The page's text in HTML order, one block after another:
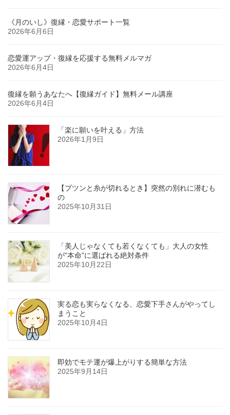
《月のいし》復縁・恋愛サポート一覧
2026年6月6日
恋愛運アップ・復縁を応援する無料メルマガ
2026年6月4日
復縁を願うあなたへ【復縁ガイド】無料メール講座
2026年6月4日
「楽に願いを叶える」方法
2026年1月9日
【プツンと糸が切れるとき】突然の別れに潜むも
の
2025年10月31日
「美人じゃなくても若くなくても」大人の女性
が“本命”に選ばれる絶対条件
2025年10月22日
実る恋も実らなくなる、恋愛下手さんがやってし
まうこと
2025年10月4日
即効でモテ運が爆上がりする簡単な方法
2025年9月14日